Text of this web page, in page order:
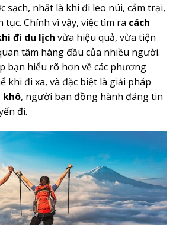
sạch, nhất là khi đi leo núi, cắm trại,
tục. Chính vì vậy, việc tìm ra cách
đi du lịch vừa hiệu quả, vừa tiện
tâm hàng đầu của nhiều người.
bạn hiểu rõ hơn về các phương
khi đi xa, và đặc biệt là giải pháp
, người bạn đồng hành đáng tin
đi.